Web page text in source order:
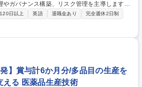
やガバナンス構築、リスク管理を主導します。
り、将来的には海外現地法人への赴任の可能性
(3)英語を用いた海外拠点との円滑なコミュニ
バナンス構築、リスク管理の推進 (5)法的案
用調整 (6)グローバル成長戦略の検討・企画
ームを牽引し、同社の世界展開を財務面から
職種 【東京/国際管理部 海
来の経営層候補
日以上 英語 退職金あり
完全週休2日制
】賞与計6か月分/多品目の生産を
える 医薬品生産技術